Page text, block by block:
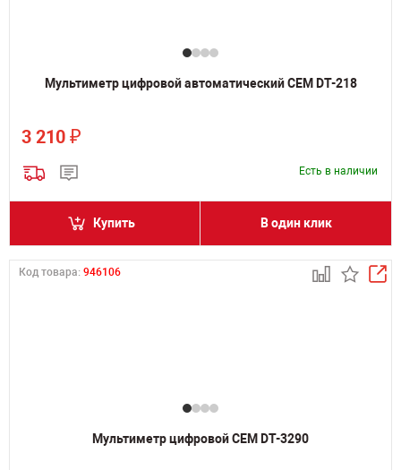
Мультиметр цифровой автоматический CEM DT-218
3 210 ₽
Есть в наличии
Купить В один клик
Код товара: 946106
Мультиметр цифровой CEM DT-3290